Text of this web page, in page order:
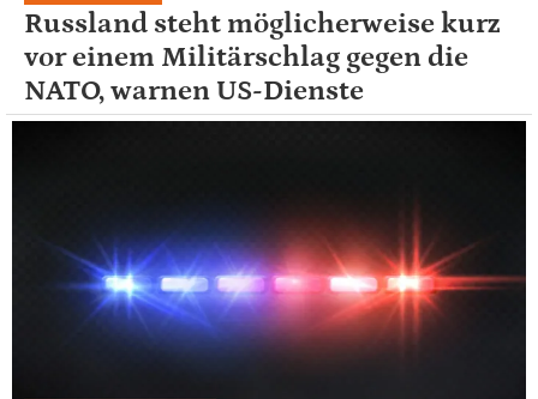
Russland steht möglicherweise kurz
vor einem Militärschlag gegen die
NATO, warnen US-Dienste